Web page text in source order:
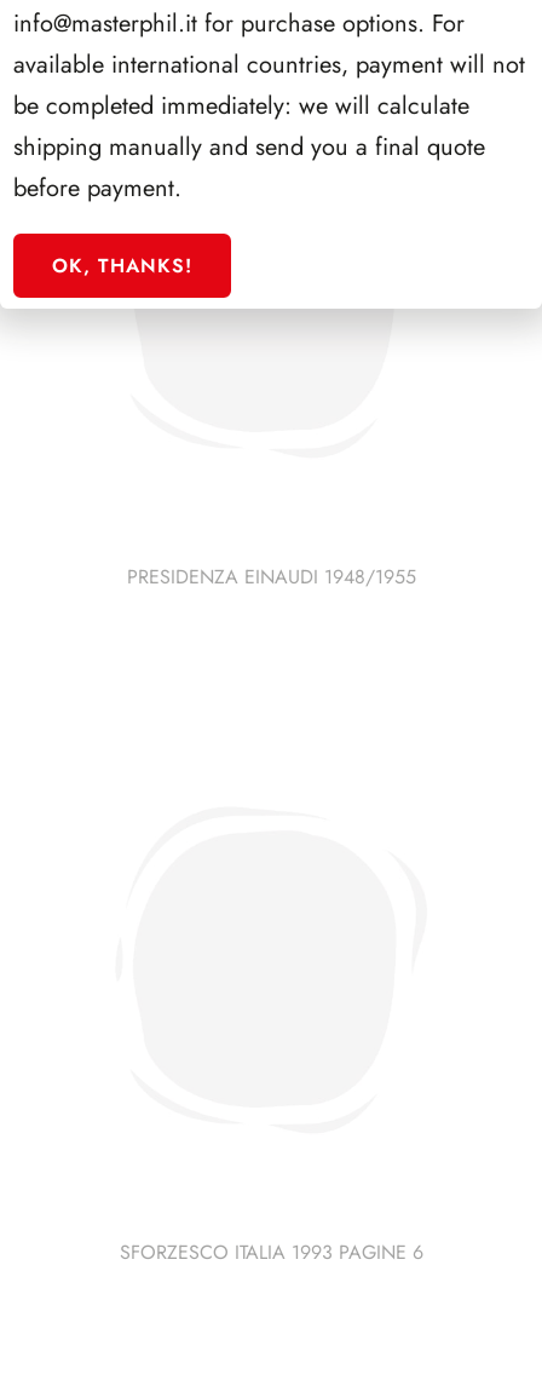
PRESIDENZA EINAUDI 1948/1955
SFORZESCO ITALIA 1993 PAGINE 6
info@masterphil.it for purchase options. For
available international countries, payment will not
be completed immediately: we will calculate
shipping manually and send you a final quote
before payment.
OK, THANKS!